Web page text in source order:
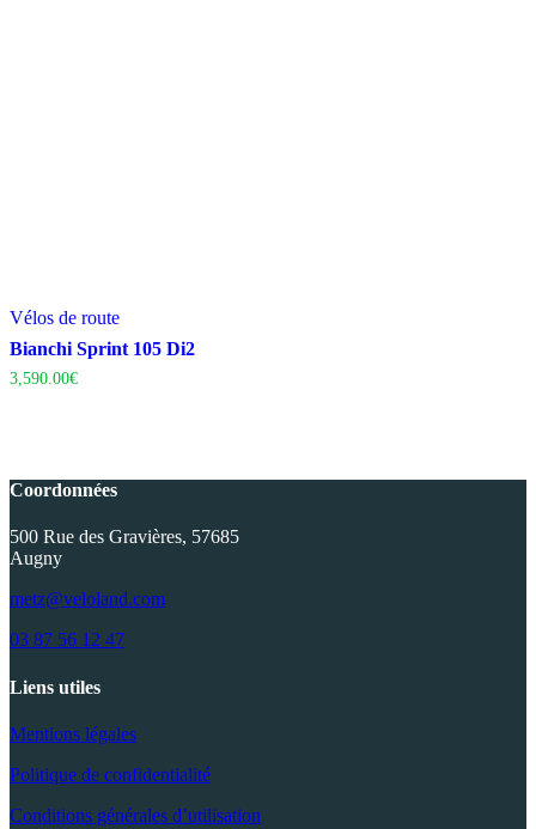
Vélos de route
Bianchi Sprint 105 Di2
3,590.00€
Coordonnées
500 Rue des Gravières, 57685
Augny
metz@veloland.com
03 87 56 12 47
Liens utiles
Mentions légales
Politique de confidentialité
Conditions générales d’utilisation